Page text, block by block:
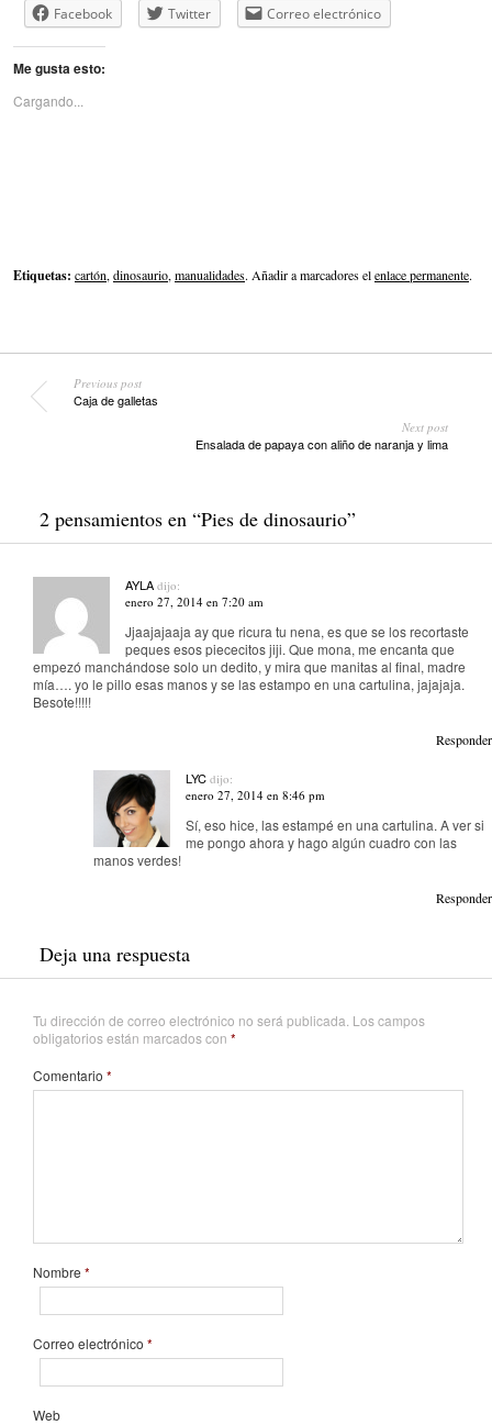
Facebook Twitter Correo electrónico
Me gusta esto:
Cargando...
Etiquetas: cartón,dinosaurio,manualidades. Añadir a marcadores elenlace permanente.
Previous post
Caja de galletas
Next post
Ensalada de papaya con aliño de naranja y lima
2 pensamientos en “Pies de dinosaurio”
AYLA dijo:
enero 27, 2014 en 7:20 am
Jjaajajaaja ay que ricura tu nena, es que se los recortaste
peques esos piececitos jiji. Que mona, me encanta que
empezó manchándose solo un dedito, y mira que manitas al final, madre
mía…. yo le pillo esas manos y se las estampo en una cartulina, jajajaja.
Besote!!!!!
Responder
LYC dijo:
enero 27, 2014 en 8:46 pm
Sí, eso hice, las estampé en una cartulina. A ver si
me pongo ahora y hago algún cuadro con las
manos verdes!
Responder
Deja una respuesta
Tu dirección de correo electrónico no será publicada. Los campos
obligatorios están marcados con *
Comentario *
Nombre *
Correo electrónico *
Web